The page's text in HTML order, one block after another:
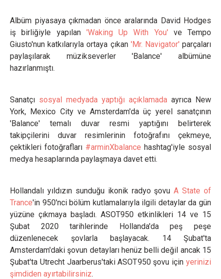
Albüm piyasaya çıkmadan önce aralarında David Hodges
iş birliğiyle yapılan 'Waking Up With You' ve Tempo
Giusto'nun katkılarıyla ortaya çıkan 'Mr. Navigator' parçaları
paylaşılarak müzikseverler 'Balance' albümüne
hazırlanmıştı.
Sanatçı sosyal medyada yaptığı açıklamada ayrıca New
York, Mexico City ve Amsterdam'da üç yerel sanatçının
'Balance' temalı duvar resmi yaptığını belirterek
takipçilerini duvar resimlerinin fotoğrafını çekmeye,
çektikleri fotoğrafları #arminXbalance hashtag'iyle sosyal
medya hesaplarında paylaşmaya davet etti.
Hollandalı yıldızın sunduğu ikonik radyo şovuA State of
Trance'in 950'nci bölüm kutlamalarıyla ilgili detaylar da gün
yüzüne çıkmaya başladı. ASOT950 etkinlikleri 14 ve 15
Şubat 2020 tarihlerinde Hollanda'da peş peşe
düzenlenecek şovlarla başlayacak. 14 Şubat'ta
Amsterdam'daki şovun detayları henüz belli değil ancak 15
Şubat'ta Utrecht Jaarberus'taki ASOT950 şovu için yerinizi
şimdiden ayırtabilirsiniz.